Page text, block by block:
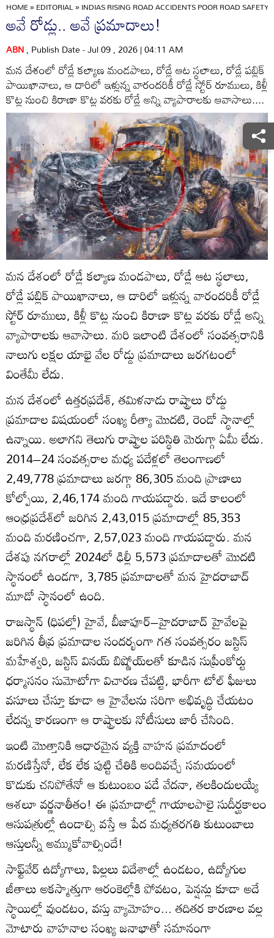
HOME»EDITORIAL»INDIAS RISING ROAD ACCIDENTS POOR ROAD
అవే రోడ్లు.. అవే ప్రమాదాలు!
ABN, Publish Date - Jul 09 , 2026 | 04:11 AM
మన దేశంలో రోడ్లే కల్యాణ మండపాలు, రోడ్లే ఆట స్థలాలు, రోడ్లే పబ్లిక్
పాయిఖానాలు, ఆ దారిలో ఇళ్లున్న వారందరికీ రోడ్లే స్టోర్‌ రూములు, కిళ్లీ
కొట్ల నుంచి కిరాణా కొట్ల వరకు రోడ్లే అన్ని వ్యాపారాలకు ఆవాసాలు....
మన దేశంలో రోడ్లే కల్యాణ మండపాలు, రోడ్లే ఆట స్థలాలు,
రోడ్లే పబ్లిక్ పాయిఖానాలు, ఆ దారిలో ఇళ్లున్న వారందరికీ రోడ్లే
స్టోర్‌ రూములు, కిళ్లీ కొట్ల నుంచి కిరాణా కొట్ల వరకు రోడ్లే అన్ని
వ్యాపారాలకు ఆవాసాలు. మరి ఇలాంటి దేశంలో సంవత్సరానికి
నాలుగు లక్షల యాభై వేల రోడ్డు ప్రమాదాలు జరగటంలో
వింతేమీ లేదు.
మన దేశంలో ఉత్తరప్రదేశ్, తమిళనాడు రాష్ట్రాలు రోడ్డు
ప్రమాదాల విషయంలో సంఖ్య రీత్యా మొదటి, రెండో స్థానాల్లో
ఉన్నాయి. అలాగని తెలుగు రాష్ట్రాల పరిస్థితి మెరుగ్గా ఏమీ లేదు.
2014–24 సంవత్సరాల మధ్య పదేళ్లలో తెలంగాణలో
2,49,778 ప్రమాదాలు జరగ్గా 86,305 మంది ప్రాణాలు
కోల్పోయి, 2,46,174 మంది గాయపడ్డారు. ఇదే కాలంలో
ఆంధ్రప్రదేశ్‌లో జరిగిన 2,43,015 ప్రమాదాల్లో 85,353
మంది మరణించగా, 2,57,023 మంది గాయపడ్డారు. మన
దేశపు నగరాల్లో 2024లో ఢిల్లీ 5,573 ప్రమాదాలతో మొదటి
స్థానంలో ఉండగా, 3,785 ప్రమాదాలతో మన హైదరాబాద్
మూడో స్థానంలో ఉంది.
రాజస్థాన్ (ధిపల్లో) హైవే, బీజాపూర్–హైదరాబాద్ హైవేలపై
జరిగిన తీవ్ర ప్రమాదాల సందర్భంగా గత సంవత్సరం జస్టిస్
మహేశ్వరి, జస్టిస్ వినయ్ బిష్ణోయ్‌లతో కూడిన సుప్రీంకోర్టు
ధర్మాసనం సుమోటోగా విచారణ చేపట్టి, భారీగా టోల్‌ ఫీజులు
వసూలు చేస్తూ కూడా ఆ హైవేలను సరిగా అభివృద్ధి చేయటం
లేదన్న కారణంగా ఆ రాష్ట్రాలకు నోటీసులు జారీ చేసింది.
ఇంటి మొత్తానికి ఆధారమైన వ్యక్తి వాహన ప్రమాదంలో
మరణిస్తేనో, లేక లేక పుట్టి చేతికి అందివచ్చే సమయంలో
కొడుకు చనిపోతేనో ఆ కుటుంబం పడే వేదనా, తలకిందులయ్యే
ఆశలూ వర్ణనాతీతం! ఈ ప్రమాదాల్లో గాయాలపాలై సుదీర్ఘకాలం
ఆసుపత్రుల్లో ఉండాల్సి వస్తే ఆ పేద మధ్యతరగతి కుటుంబాలు
ఆస్తులన్నీ అమ్ముకోవాల్సిందే!
సాఫ్ట్‌వేర్ ఉద్యోగాలు, పిల్లలు విదేశాల్లో ఉండటం, ఉద్యోగుల
జీతాలు అకస్మాత్తుగా ఆరంకెల్లోకి పోవటం, పెన్షన్లు కూడా అదే
స్థాయిల్లో వుండటం, వస్తు వ్యామోహం... తదితర కారణాల వల్ల
మోటారు వాహనాల సంఖ్య జనాభాతో సమానంగా